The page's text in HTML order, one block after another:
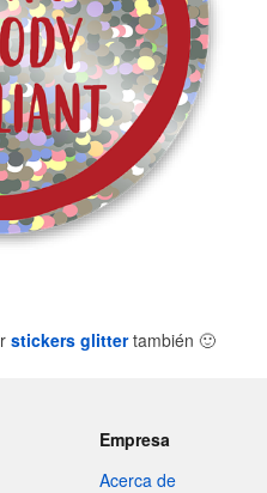
stickers glittertambién 🙂
Empresa
Acerca de